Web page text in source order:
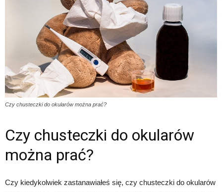
Czy chusteczki do okularów można prać?
Czy chusteczki do okularów
można prać?
Czy kiedykolwiek zastanawiałeś się, czy chusteczki do okularów